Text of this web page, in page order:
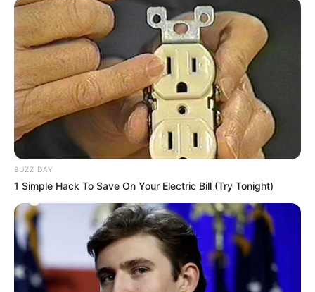
BUZZ DAY
1 Simple Hack To Save On Your Electric Bill (Try Tonight)